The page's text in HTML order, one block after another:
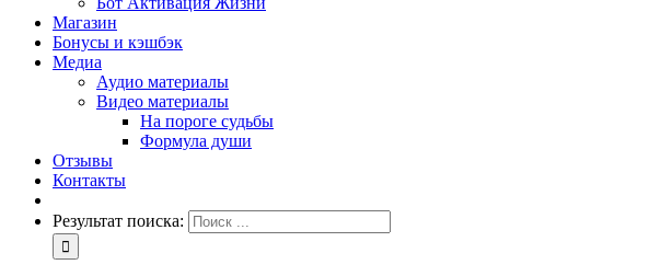
Магазин
Бонусы и кэшбэк
Медиа
Аудио материалы
Видео материалы
На пороге судьбы
Формула души
Отзывы
Контакты
Результат поиска: